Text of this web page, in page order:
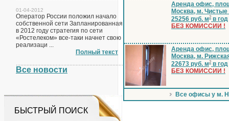
01-04-2012
Оператор России положил начало
собственной сети Запланированная
в 2012 году стратегия по сети
«Ростелеком» все-таки начнет свою
реализаци ...
Полный текст
Все новости
БЫСТРЫЙ ПОИСК
Аренда офис,
Москва, м.
25256 руб. м2 в год
БЕЗ КОМИССИИ !
Аренда офис,
Москва, м.
22673 руб. м2 в год
БЕЗ КОМИССИИ !
Все офисы у м.